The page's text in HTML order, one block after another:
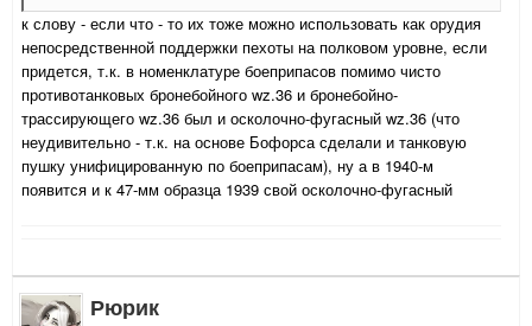
к слову - если что - то их тоже можно использовать как орудия
непосредственной поддержки пехоты на полковом уровне, если
придется, т.к. в номенклатуре боеприпасов помимо чисто
противотанковых бронебойного wz.36 и бронебойно-
трассирующего wz.36 был и осколочно-фугасный wz.36 (что
неудивительно - т.к. на основе Бофорса сделали и танковую
пушку унифицированную по боеприпасам), ну а в 1940-м
появится и к 47-мм образца 1939 свой осколочно-фугасный
Рюрик